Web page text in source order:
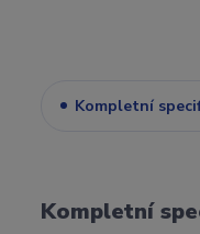
Kompletní
Kompletní